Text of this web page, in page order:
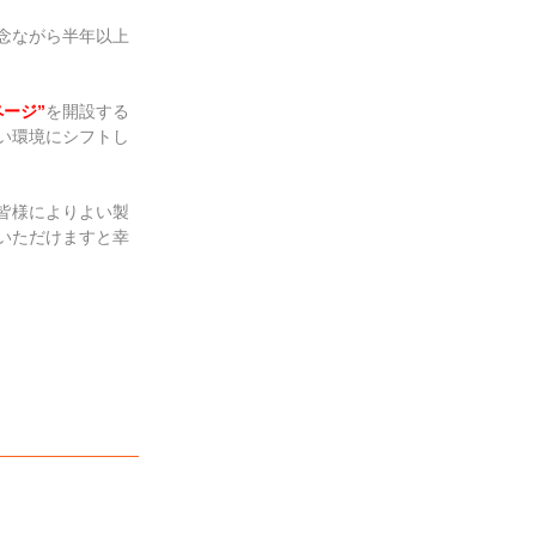
ながら半年以上
ージ”を開設する
環境にシフトし
様によりよい製
ただけますと幸